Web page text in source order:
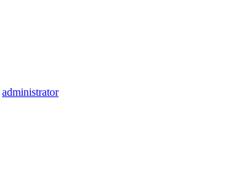
administrator